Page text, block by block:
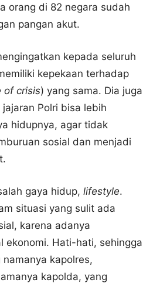
orang di 82 negara sudah
pangan akut.
kepada seluruh
kepekaan terhadap
of crisis) yang sama. Dia juga
Polri bisa lebih
hidupnya, agar tidak
sosial dan menjadi
gaya hidup, lifestyle.
situasi yang sulit ada
karena adanya
ekonomi. Hati-hati, sehingga
kapolres,
kapolda, yang